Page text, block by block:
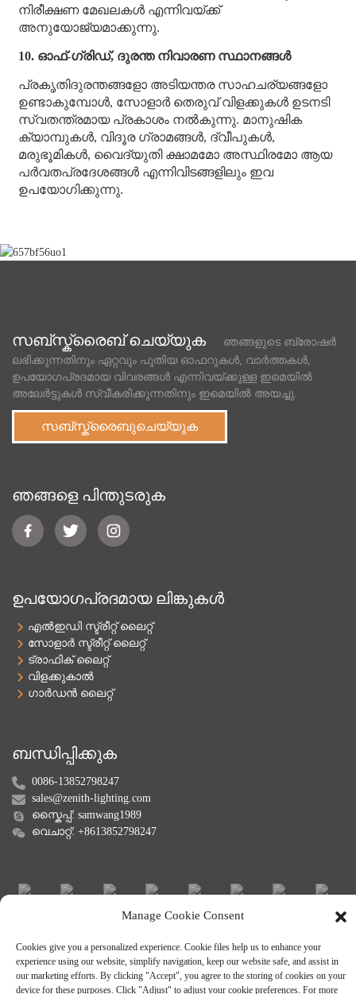
നിരീക്ഷണ മേഖലകൾ എന്നിവയ്ക്ക്
അനുയോജ്യമാക്കുന്നു.
10. ഓഫ്-ഗ്രിഡ്, ദുരന്ത നിവാരണ സ്ഥാനങ്ങൾ
പ്രകൃതിദുരന്തങ്ങളോ അടിയന്തര സാഹചര്യങ്ങളോ
ഉണ്ടാകുമ്പോൾ, സോളാർ തെരുവ് വിളക്കുകൾ ഉടനടി
സ്വതന്ത്രമായ പ്രകാശം നൽകുന്നു. മാനുഷിക
ക്യാമ്പുകൾ, വിദൂര ഗ്രാമങ്ങൾ, ദ്വീപുകൾ,
മരുഭൂമികൾ, വൈദ്യുതി ക്ഷാമമോ അസ്ഥിരമോ ആയ
പർവതപ്രദേശങ്ങൾ എന്നിവിടങ്ങളിലും ഇവ
ഉപയോഗിക്കുന്നു.
സബ്സ്ക്രൈബ് ചെയ്യുക
ഞങ്ങളുടെ ബ്രോഷർ
ലഭിക്കുന്നതിനും ഏറ്റവും പുതിയ ഓഫറുകൾ, വാർത്തകൾ,
ഉപയോഗപ്രദമായ വിവരങ്ങൾ എന്നിവയ്ക്കുള്ള ഇമെയിൽ
അലേർട്ടുകൾ സ്വീകരിക്കുന്നതിനും ഇമെയിൽ അയച്ചു.
സബ്സ്ക്രൈബുചെയ്യുക
ഞങ്ങളെ പിന്തുടരുക
ഉപയോഗപ്രദമായ ലിങ്കുകൾ
എൽഇഡി സ്ട്രീറ്റ് ലൈറ്റ്
സോളാർ സ്ട്രീറ്റ് ലൈറ്റ്
ട്രാഫിക് ലൈറ്റ്
വിളക്കുകാൽ
ഗാർഡൻ ലൈറ്റ്
ബന്ധിപ്പിക്കുക
0086-13852798247
sales@zenith-lighting.com
സ്കൈപ്പ്: samwang1989
വെചാറ്റ്: +8613852798247
Manage Cookie Consent
Cookies give you a personalized experience. Cookie files help us to enhance your
experience using our website, simplify navigation, keep our website safe, and assist in
our marketing efforts. By clicking "Accept", you agree to the storing of cookies on your
device for these purposes. Click "Adjust" to adjust your cookie preferences. For more